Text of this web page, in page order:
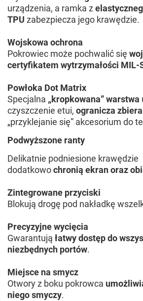
urządzenia, a ramka z
TPU zabezpiecza jego krawędzie.
Wojskowa ochrona
Pokrowiec może pochwalić się
certyfikatem wytrzymałości MIL-
Powłoka Dot Matrix
Specjalna „kropkowana” warstwa
czyszczenie etui, ogranicza
„przyklejanie się” akcesorium do
Podwyższone ranty
Delikatnie podniesione krawędzie
dodatkowochronią ekran oraz
Zintegrowane przyciski
Blokują drogę pod nakładkę
Precyzyjne wycięcia
Gwarantują łatwy dostęp do
niezbędnych portów.
Miejsce na smycz
Otwory z boku pokrowca
niego smyczy.